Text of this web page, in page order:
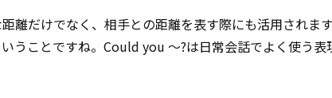
離だけでなく、相手との距離を表す際にも活用されま
うことですね。Could you ～?は日常会話でよく使う表